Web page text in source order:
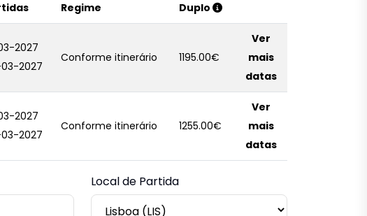
Regime Duplo
2027
2027
Conforme itinerário 1195.00€
Ver
mais
datas
2027
2027
Conforme itinerário 1255.00€
Ver
mais
datas
Local de Partida